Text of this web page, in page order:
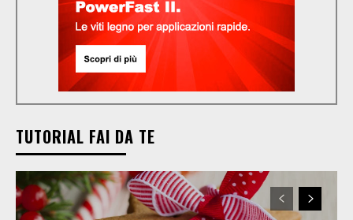
TUTORIAL FAI DA TE